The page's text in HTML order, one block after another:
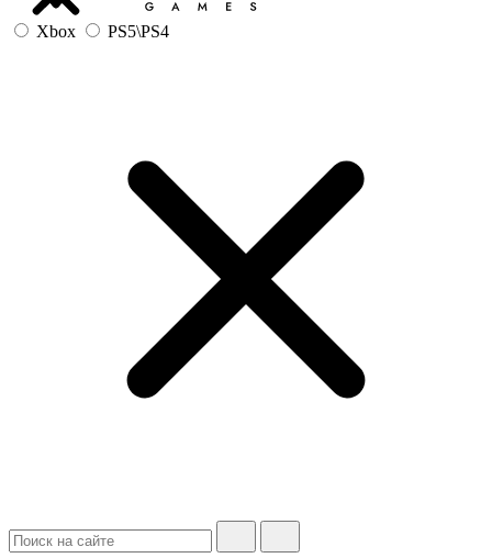
Xbox PS5\PS4